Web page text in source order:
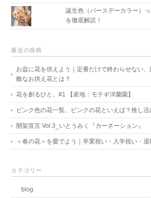
誕生色（バースデーカラー）
を徹底解説！
最近の投稿
お盆に花を供えよう｜定番だけで終わらせない
敵なお供え花とは？
花を創るひと。#1 【産地：モテギ洋蘭園】
ピンク色の花一覧。ピンクの花といえば？推し
開架宣言 Vol.3_いとうみく『カーネーション』
＜春の花＞を愛でよう｜卒業祝い・入学祝い・
カテゴリー
blog